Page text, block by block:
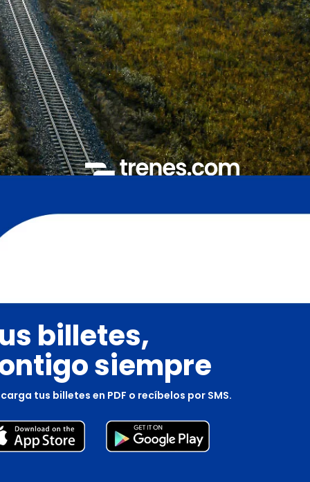
billetes,
siempre
tus billetes en PDF o recíbelos por SMS.